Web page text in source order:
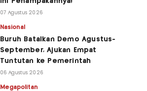
07 Agustus 2026
Nasional
Buruh Batalkan Demo Agustus-
September, Ajukan Empat
Tuntutan ke Pemerintah
06 Agustus 2026
Megapolitan